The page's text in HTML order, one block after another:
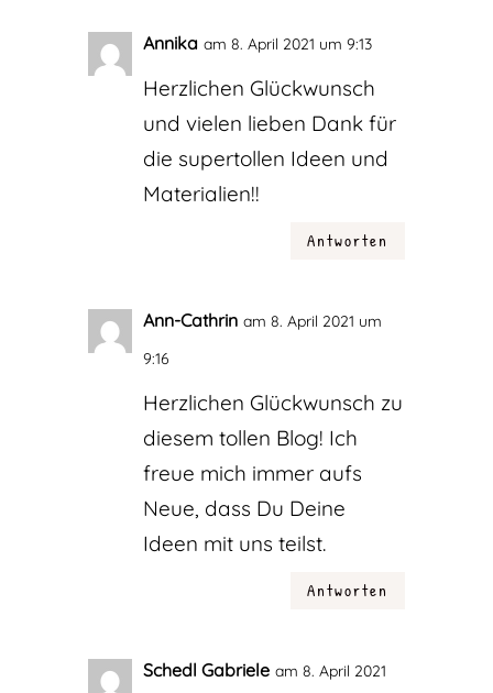
Annika am 8. April 2021 um 9:13
Herzlichen Glückwunsch
und vielen lieben Dank für
die supertollen Ideen und
Materialien!!
Antworten
Ann-Cathrin am 8. April 2021 um
9:16
Herzlichen Glückwunsch zu
diesem tollen Blog! Ich
freue mich immer aufs
Neue, dass Du Deine
Ideen mit uns teilst.
Antworten
Schedl Gabriele am 8. April 2021